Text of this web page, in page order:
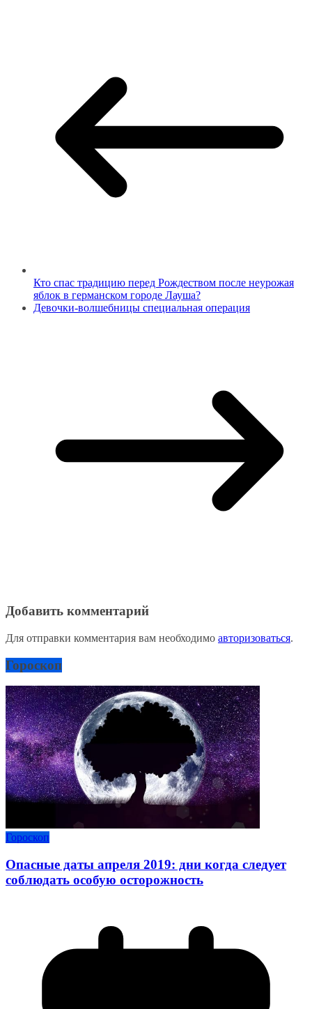
Кто спас традицию перед Рождеством после неурожая
яблок в германском городе Лауша?
Девочки-волшебницы специальная операция
Добавить комментарий
Для отправки комментария вам необходимо авторизоваться.
Гороскоп
Гороскоп
Опасные даты апреля 2019: дни когда следует
соблюдать особую осторожность